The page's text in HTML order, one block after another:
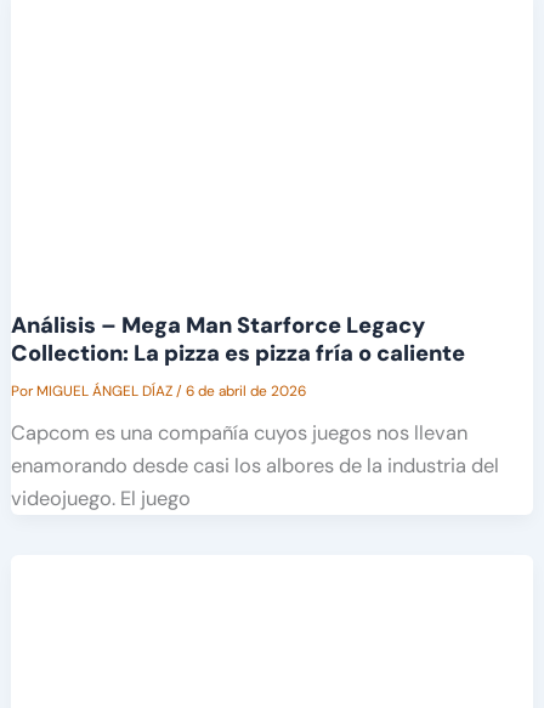
Análisis – Mega Man Starforce Legacy
Collection: La pizza es pizza fría o caliente
PorMIGUEL ÁNGEL DÍAZ/6 de abril de 2026
Capcom es una compañía cuyos juegos nos llevan
enamorando desde casi los albores de la industria del
videojuego. El juego